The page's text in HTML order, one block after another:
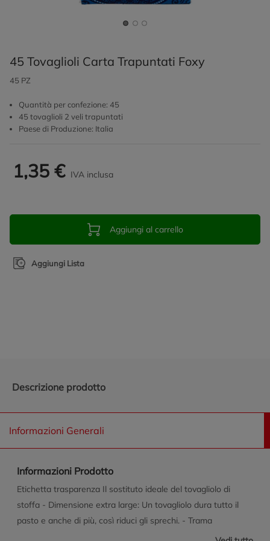
45 Tovaglioli Carta Trapuntati Foxy
45 PZ
Quantità per confezione: 45
45 tovaglioli 2 veli trapuntati
Paese di Produzione: Italia
1,35 € IVA inclusa
Aggiungi al carrello
Aggiungi Lista
Descrizione prodotto
Informazioni Generali
Informazioni Prodotto
Etichetta trasparenza Il sostituto ideale del tovagliolo di
stoffa - Dimensione extra large: Un tovagliolo dura tutto il
pasto e anche di più, così riduci gli sprechi. - Trama
trapuntata 2 veli alto spessore: eleganti, morbidi e resistenti,